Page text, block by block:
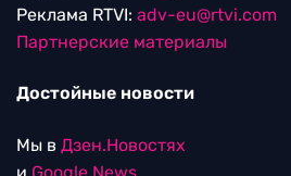
Реклама RTVI: adv-eu@rtvi.com
Партнерские материалы
Достойные новости
Мы в Дзен.Новостях